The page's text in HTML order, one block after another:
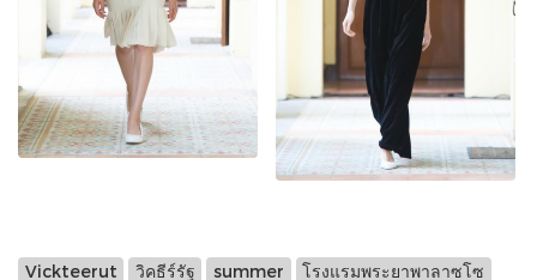
Vickteerut วิคธีร์รัฐ summer
โรงแรมพระยาพาลาซโซ